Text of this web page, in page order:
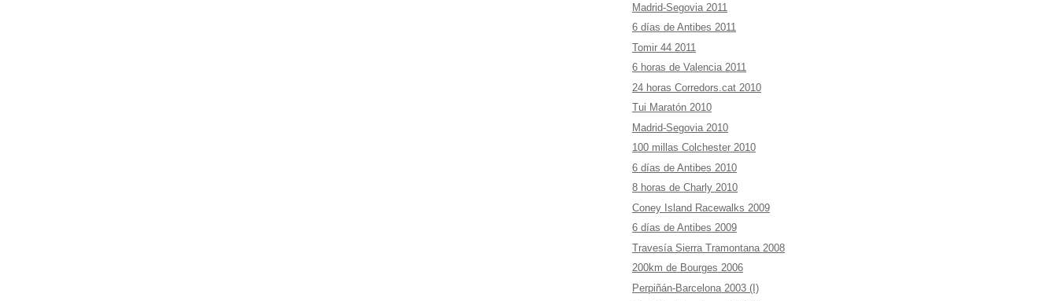
Madrid-Segovia 2011
6 días de Antibes 2011
Tomir 44 2011
6 horas de Valencia 2011
24 horas Corredors.cat 2010
Tui Maratón 2010
Madrid-Segovia 2010
100 millas Colchester 2010
6 días de Antibes 2010
8 horas de Charly 2010
Coney Island Racewalks 2009
6 días de Antibes 2009
Travesía Sierra Tramontana 2008
200km de Bourges 2006
Perpiñán-Barcelona 2003 (I)